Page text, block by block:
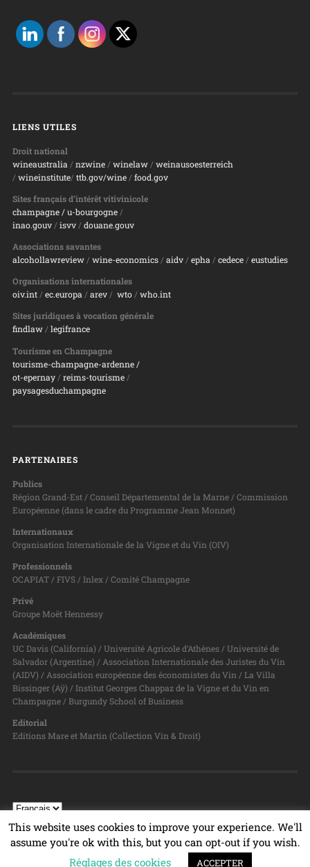
LIENS UTILES
Droit national
wineaustralia / nzwine/ winelaw/ weinausoesterreich
/ wineinstitute/ ttb.gov/wine/ food.gov
Sites français d’intérêt vitivinicole
champagne/ u-bourgogne/
inao.gouv/ isvv/ douane.gouv
Associations savantes
alcohollawreview/ wine-economics/ aidv/ epha / cedece/ eustudies
Organisations internationales
oiv.int/ ec.europa/ arev/ wto/ who.int
Sites juridiques à vocation générale
findlaw/ legifrance
Tourisme en Champagne
tourisme-champagne-ardenne /
ot-epernay/ reims-tourisme/
paysagesduchampagne
PARTENAIRES
Publics
Région Grand-Est / Conseil Départemental de la Marne / Commission
Européenne (dans le cadre du Programme Jean Monnet)
Internationaux
Organisation Internationale de la Vigne et du Vin (OIV)
Professionnels
OCAPIAT / FIVS / Inlex / Comité Champagne
Privé
Groupe Moët Hennessy
Académiques
UC Davis (California) / Université Agricole d’Athènes / Université de
Salvador (Argentine) / Association Internationale des Juristes du Vin
(AIDV) / Association européenne des économistes du Vin / La Villa
Bissinger (Aÿ) / Institut Georges Chappaz de la Vigne et du Vin en
Champagne / Burgundy School of Business
Editorial
Editions Mare et Martin (Collection Vin & Droit)
PROGRAMME VIN & DROIT
This website uses cookies to improve your experience. We'll
assume you're ok with this, but you can opt-out if you wish.
Réglages des cookies
ACCEPTER